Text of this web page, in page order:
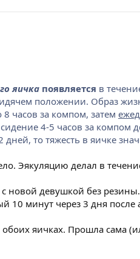
яичка появляется в
положении. Образ
часов за компом, затем
4-5 часов за компом
то тяжесть в яичке
Эякуляцию делал в
новой девушкой без
10 минут через 3 дня после
обоих яичках. Прошла сама